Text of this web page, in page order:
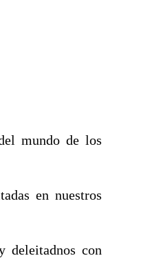
mundo de los
en nuestros
deleitadnos con